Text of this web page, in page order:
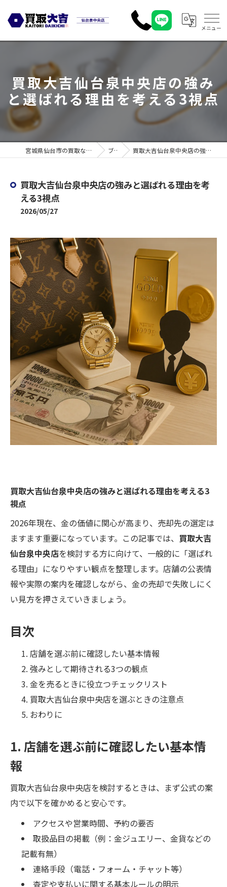
買取大吉仙台泉中央店の強み
と選ばれる理由を考える3視点
宮城県仙台市の買取なら買取大吉 仙台泉中央店 ブログ 買取大吉仙台泉中央店の強みと選ばれる理由を考える3視点
買取大吉仙台泉中央店の強みと選ばれる理由を考
える3視点
2026/05/27
買取大吉仙台泉中央店の強みと選ばれる理由を考える3
視点
2026年現在、金の価値に関心が高まり、売却先の選定は
ますます重要になっています。この記事では、 買取大吉
仙台泉中央店を検討する方に向けて、一般的に「選ばれ
る理由」になりやすい観点を整理します。店舗の公表情
報や実際の案内を確認しながら、金の売却で失敗しにく
い見方を押さえていきましょう。
目次
店舗を選ぶ前に確認したい基本情報
強みとして期待される3つの観点
金を売るときに役立つチェックリスト
買取大吉仙台泉中央店を選ぶときの注意点
おわりに
1. 店舗を選ぶ前に確認したい基本情
報
買取大吉仙台泉中央店を検討するときは、まず公式の案
内で以下を確かめると安心です。
アクセスや営業時間、予約の要否
取扱品目の掲載（例：金ジュエリー、金貨などの
記載有無）
連絡手段（電話・フォーム・チャット等）
査定や支払いに関する基本ルールの明示